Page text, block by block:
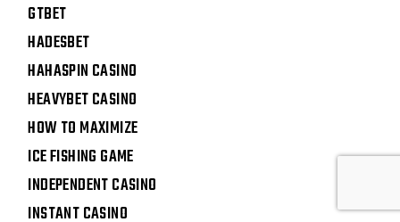
GTBET
HADESBET
HAHASPIN CASINO
HEAVYBET CASINO
HOW TO MAXIMIZE
ICE FISHING GAME
INDEPENDENT CASINO
INSTANT CASINO